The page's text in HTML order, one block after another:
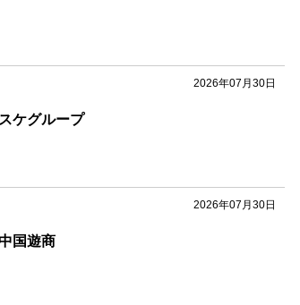
2026年07月30日
ケグループ
2026年07月30日
国遊商